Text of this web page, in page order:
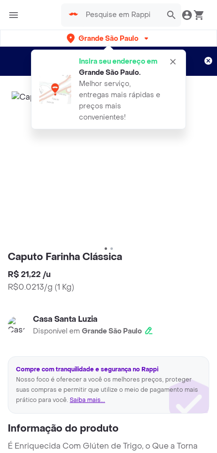
Grande São Paulo
Insira seu endereço em
Grande São Paulo.
Melhor serviço,
entregas mais rápidas e
preços mais
convenientes!
Entregas grátis por 15 dias!
Aplicam T&C
Caputo Farinha Clássica
R$ 21,22 /u
R$0.0213/g (1 Kg)
Casa Santa Luzia
Disponível em Grande São Paulo
Compre com tranquilidade e segurança no Rappi
Nosso foco é oferecer a você os melhores preços, proteger
suas compras e permitir que utilize o meio de pagamento mais
prático para você. Saiba mais...
Informação do produto
É Enriquecida Com Glúten de Trigo, o Que a Torna